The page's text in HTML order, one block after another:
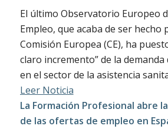
El último Observatorio Europeo
Empleo, que acaba de ser hecho
Comisión Europea (CE), ha
claro incremento” de la
en el sector de la asistencia
Leer Noticia
La Formación Profesional abre
de las ofertas de empleo en